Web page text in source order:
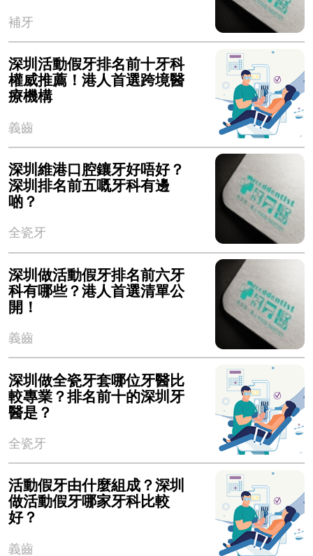
補牙
深圳活動假牙排名前十牙科
權威推薦！港人首選跨境醫
療機構
義齒
深圳維港口腔鑲牙好唔好？
深圳排名前五嘅牙科有邊
啲？
全瓷牙
深圳做活動假牙排名前六牙
科有哪些？港人首選清單公
開！
義齒
深圳做全瓷牙套哪位牙醫比
較專業？排名前十的深圳牙
醫是？
全瓷牙
活動假牙由什麼組成？深圳
做活動假牙哪家牙科比較
好？
義齒